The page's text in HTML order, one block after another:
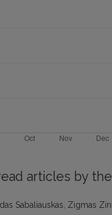
articles by
Sabaliauskas, Zigmas